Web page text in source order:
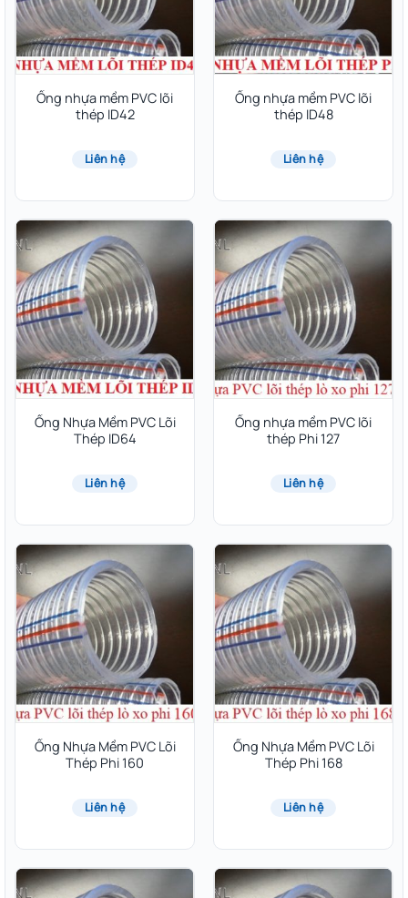
Ống nhựa mềm PVC lõi
thép ID42
Liên hệ
Ống nhựa mềm PVC lõi
thép ID48
Liên hệ
Ống Nhựa Mềm PVC Lõi
Thép ID64
Liên hệ
Ống nhựa mềm PVC lõi
thép Phi 127
Liên hệ
Ống Nhựa Mềm PVC Lõi
Thép Phi 160
Liên hệ
Ống Nhựa Mềm PVC Lõi
Thép Phi 168
Liên hệ